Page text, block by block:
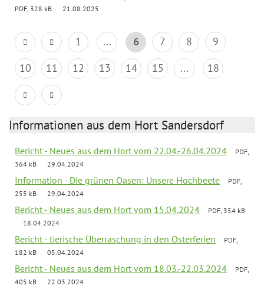
PDF, 328 kB 21.08.2025
1 ... 6 7 8
9
10
11 12 13 14 15 ... 18
Informationen aus dem Hort Sandersdorf
Bericht - Neues aus dem Hort vom 22.04.-26.04.2024
PDF,
364 kB
29.04.2024
Information - Die grünen Oasen: Unsere Hochbeete
PDF,
255 kB
29.04.2024
Bericht - Neues aus dem Hort vom 15.04.2024
PDF, 354 kB
18.04.2024
Bericht - tierische Überraschung in den Osterferien
PDF,
182 kB
05.04.2024
Bericht - Neues aus dem Hort vom 18.03.-22.03.2024
PDF,
405 kB
22.03.2024